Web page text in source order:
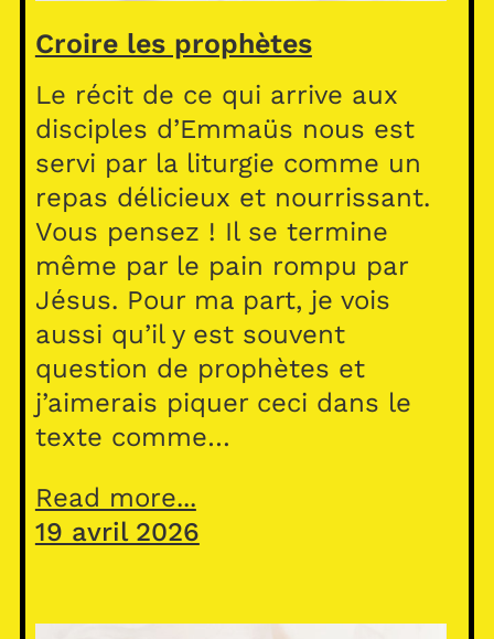
Croire les prophètes
Le récit de ce qui arrive aux
disciples d’Emmaüs nous est
servi par la liturgie comme un
repas délicieux et nourrissant.
Vous pensez ! Il se termine
même par le pain rompu par
Jésus. Pour ma part, je vois
aussi qu’il y est souvent
question de prophètes et
j’aimerais piquer ceci dans le
texte comme…
Read more...
19 avril 2026